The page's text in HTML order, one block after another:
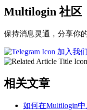
Multilogin 社区
保持消息灵通，分享你
加入我
相关文章
如何在Multilogin